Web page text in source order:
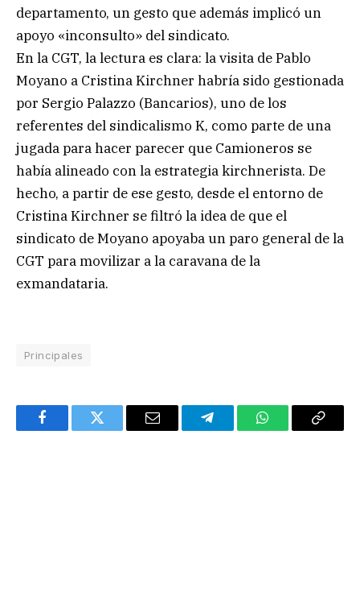
departamento, un gesto que además implicó un
apoyo «inconsulto» del sindicato.
En la CGT, la lectura es clara: la visita de Pablo
Moyano a Cristina Kirchner habría sido gestionada
por Sergio Palazzo (Bancarios), uno de los
referentes del sindicalismo K, como parte de una
jugada para hacer parecer que Camioneros se
había alineado con la estrategia kirchnerista. De
hecho, a partir de ese gesto, desde el entorno de
Cristina Kirchner se filtró la idea de que el
sindicato de Moyano apoyaba un paro general de la
CGT para movilizar a la caravana de la
exmandataria.
Principales
FacebookTwitter Email TelegramWhatsAppCopy